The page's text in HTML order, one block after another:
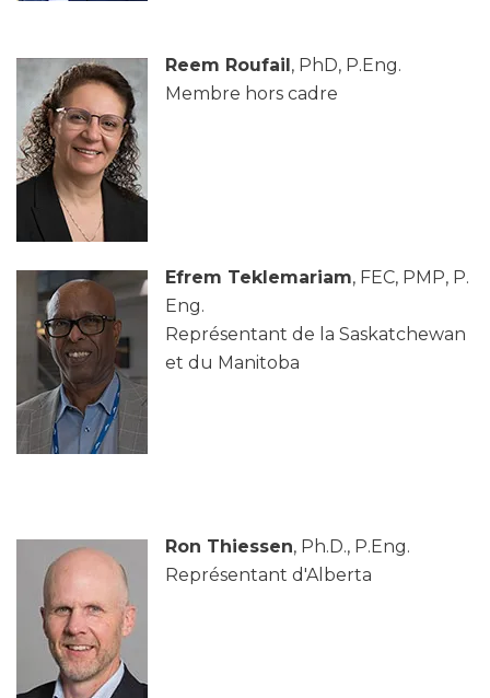
Reem Roufail, PhD, P.Eng.
Membre hors cadre
Efrem Teklemariam, FEC, PMP, P.
Eng.
Représentant de la Saskatchewan
et du Manitoba
Ron Thiessen, Ph.D., P.Eng.
Représentant d'Alberta